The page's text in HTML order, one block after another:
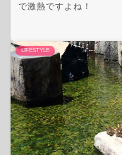
で激熱ですよね！
LIFESTYLE